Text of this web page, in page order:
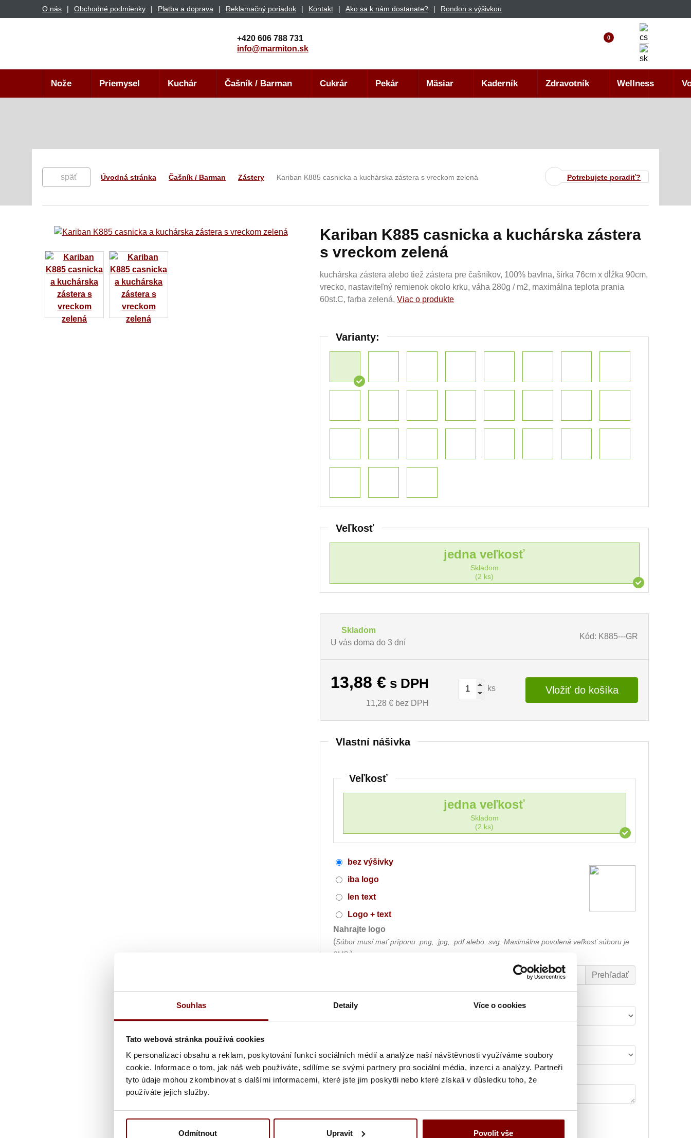
Souhlas Detaily Více o cookies
Tato webová stránka používá cookies
K personalizaci obsahu a reklam, poskytování funkcí sociálních médií a analýze naší návštěvnosti využíváme soubory
cookie. Informace o tom, jak náš web používáte, sdílíme se svými partnery pro sociální média, inzerci a analýzy. Partneři
tyto údaje mohou zkombinovat s dalšími informacemi, které jste jim poskytli nebo které získali v důsledku toho, že
používáte jejich služby.
Odmítnout Upravit Povolit vše
O nás Obchodné podmienky Platba a doprava Reklamačný poriadok Kontakt Ako sa k nám dostanate? Rondon s výšivkou
+420 606 788 731
info@marmiton.sk
0
Nože Priemysel Kuchár Čašník / Barman Cukrár Pekár Mäsiar Kaderník Zdravotník Wellness
Potrebujete poradiť?
späť Úvodná stránka Čašník / Barman Zástery Kariban K885 casnicka a kuchárska zástera s vreckom zelená
Kariban K885 casnicka a kuchárska zástera
s vreckom zelená
kuchárska zástera alebo tiež zástera pre čašníkov, 100% bavlna, šírka 76cm x dĺžka 90cm,
vrecko, nastaviteľný remienok okolo krku, váha 280g / m2, maximálna teplota prania
60st.C, farba zelená, Viac o produkte
Varianty:
Veľkosť
jedna veľkosť
Skladom
(2 ks)
Skladom
U vás doma do 3 dní
Kód: K885---GR
13,88 € s DPH
11,28 € bez DPH
ks Vložiť do košíka
Vlastní nášivka
Veľkosť
jedna veľkosť
Skladom
(2 ks)
bez výšivky
iba logo
len text
Logo + text
Nahrajte logo
(Súbor musí mať príponu .png, .jpg, .pdf alebo .svg. Maximálna povolená veľkosť súboru je
2MB. )
Text výšivky Poznámka k výšivke
Grafická úprava loga a vyšití + 29.59€ Vyšitie loga + 5.10€